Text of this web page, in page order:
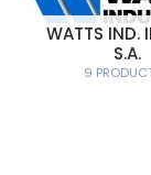
WATTS IND.
S.A.
9